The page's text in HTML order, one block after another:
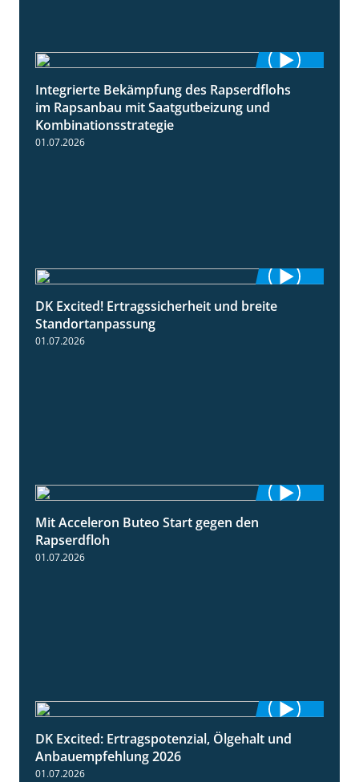
2:31
Integrierte Bekämpfung des Rapserdflohs
im Rapsanbau mit Saatgutbeizung und
Kombinationsstrategie
01.07.2026
2:41
DK Excited! Ertragssicherheit und breite
Standortanpassung
01.07.2026
Mit Acceleron Buteo Start gegen den
Rapserdfloh
01.07.2026
1:46
DK Excited: Ertragspotenzial, Ölgehalt und
Anbauempfehlung 2026
01.07.2026